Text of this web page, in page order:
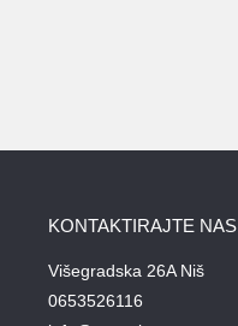
KONTAKTIRAJTE NAS
Višegradska 26A Niš
0653526116